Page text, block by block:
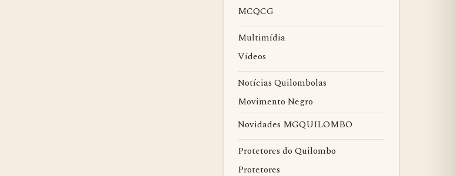
MCQCG
Multimídia
Vídeos
Notícias Quilombolas
Movimento Negro
Novidades MGQUILOMBO
Protetores do Quilombo
Protetores